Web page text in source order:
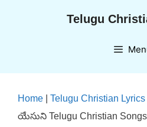
Telugu
Home Telugu Christian Lyrics
యేసుని Telugu Christian